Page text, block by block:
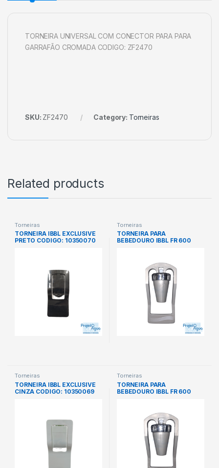
TORNEIRA UNIVERSAL COM CONECTOR PARA PARA
GARRAFÃO CROMADA CODIGO: ZF2470
SKU: ZF2470 Category: Torneiras
Related products
Torneiras
TORNEIRA IBBL EXCLUSIVE
PRETO CODIGO: 10350070
Torneiras
TORNEIRA PARA
BEBEDOURO IBBL FR 600
Torneiras
TORNEIRA IBBL EXCLUSIVE
CINZA CODIGO: 10350069
Torneiras
TORNEIRA PARA
BEBEDOURO IBBL FR 600